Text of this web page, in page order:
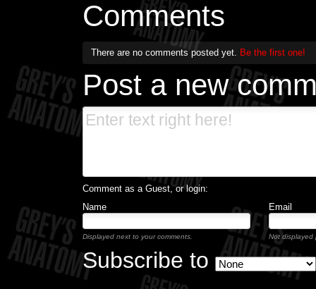
Comments
There are no comments posted yet. Be the first one!
Post a new
Comment as a Guest, or login:
Name
Email
Displayed next to your comments. Not displayed
Subscribe to